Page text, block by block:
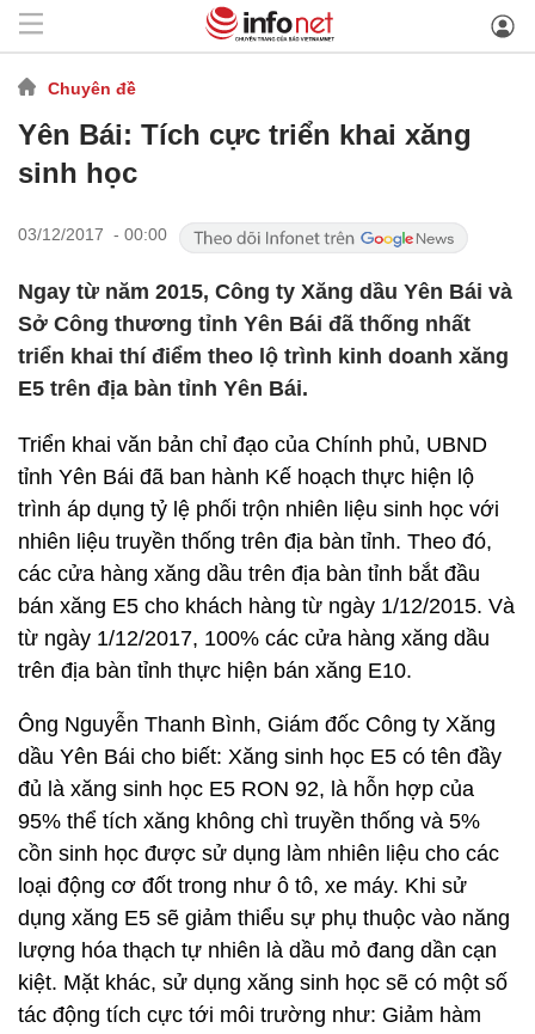
Chuyên đề
Yên Bái: Tích cực triển khai xăng
sinh học
03/12/2017 - 00:00
Ngay từ năm 2015, Công ty Xăng dầu Yên Bái và
Sở Công thương tỉnh Yên Bái đã thống nhất
triển khai thí điểm theo lộ trình kinh doanh xăng
E5 trên địa bàn tỉnh Yên Bái.
Triển khai văn bản chỉ đạo của Chính phủ, UBND
tỉnh Yên Bái đã ban hành Kế hoạch thực hiện lộ
trình áp dụng tỷ lệ phối trộn nhiên liệu sinh học với
nhiên liệu truyền thống trên địa bàn tỉnh. Theo đó,
các cửa hàng xăng dầu trên địa bàn tỉnh bắt đầu
bán xăng E5 cho khách hàng từ ngày 1/12/2015. Và
từ ngày 1/12/2017, 100% các cửa hàng xăng dầu
trên địa bàn tỉnh thực hiện bán xăng E10.
Ông Nguyễn Thanh Bình, Giám đốc Công ty Xăng
dầu Yên Bái cho biết: Xăng sinh học E5 có tên đầy
đủ là xăng sinh học E5 RON 92, là hỗn hợp của
95% thể tích xăng không chì truyền thống và 5%
cồn sinh học được sử dụng làm nhiên liệu cho các
loại động cơ đốt trong như ô tô, xe máy. Khi sử
dụng xăng E5 sẽ giảm thiểu sự phụ thuộc vào năng
lượng hóa thạch tự nhiên là dầu mỏ đang dần cạn
kiệt. Mặt khác, sử dụng xăng sinh học sẽ có một số
tác động tích cực tới môi trường như: Giảm hàm